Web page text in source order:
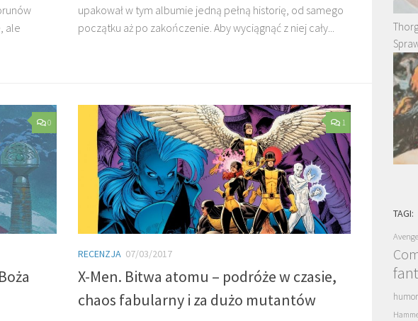
ale
upakował w tym albumie jedną pełną historię, od samego
początku aż po zakończenie. Aby wyciągnąć z niej cały...
0 1
RECENZJA 07/03/2017
X-Men. Bitwa atomu – podróże w czasie,
chaos fabularny i za dużo mutantów
TAGI:
humor